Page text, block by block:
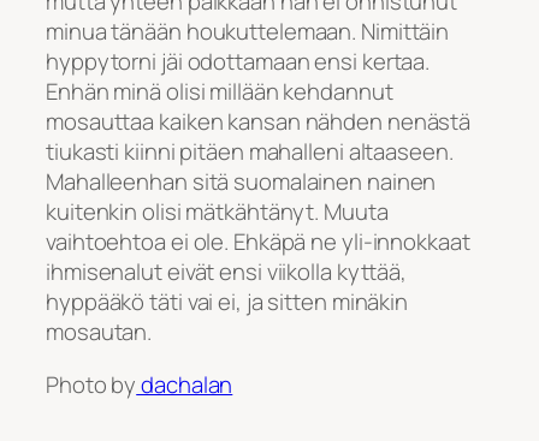
minua tänään houkuttelemaan. Nimittäin
hyppytorni jäi odottamaan ensi kertaa.
Enhän minä olisi millään kehdannut
mosauttaa kaiken kansan nähden nenästä
tiukasti kiinni pitäen mahalleni altaaseen.
Mahalleenhan sitä suomalainen nainen
kuitenkin olisi mätkähtänyt. Muuta
vaihtoehtoa ei ole. Ehkäpä ne yli-innokkaat
ihmisenalut eivät ensi viikolla kyttää,
hyppääkö täti vai ei, ja sitten minäkin
mosautan.
Photo bydachalan